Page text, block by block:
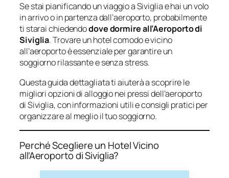
Se stai pianificando un viaggio a Siviglia e hai un volo
in arrivo o in partenza dall’aeroporto, probabilmente
ti starai chiedendodove dormire all’Aeroporto di
Siviglia. Trovare un hotel comodo e vicino
all’aeroporto è essenziale per garantire un
soggiorno rilassante e senza stress.
Questa guida dettagliata ti aiuterà a scoprire le
migliori opzioni di alloggio nei pressi dell’aeroporto
di Siviglia, con informazioni utili e consigli pratici per
organizzare al meglio il tuo soggiorno.
Perché Scegliere un Hotel Vicino
all’Aeroporto di Siviglia?